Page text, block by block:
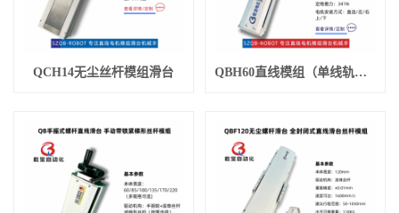
QCH14无尘丝杆模组滑台 QBH60直线模组（单线轨丝杆滑台）